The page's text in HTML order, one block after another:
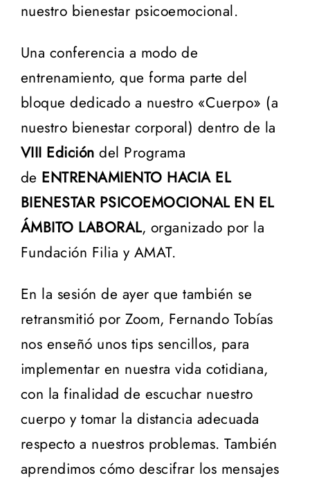
nuestro bienestar psicoemocional.
Una conferencia a modo de
entrenamiento, que forma parte del
bloque dedicado a nuestro «Cuerpo» (a
nuestro bienestar corporal) dentro de la
VIII Edición del Programa
de ENTRENAMIENTO HACIA EL
BIENESTAR PSICOEMOCIONAL EN EL
ÁMBITO LABORAL, organizado por la
Fundación Filia y AMAT.
En la sesión de ayer que también se
retransmitió por Zoom, Fernando Tobías
nos enseñó unos tips sencillos, para
implementar en nuestra vida cotidiana,
con la finalidad de escuchar nuestro
cuerpo y tomar la distancia adecuada
respecto a nuestros problemas. También
aprendimos cómo descifrar los mensajes